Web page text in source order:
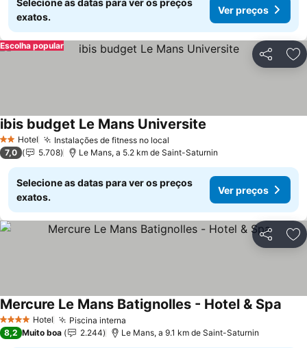
Selecione as datas para ver os preços
exatos.
Ver preços
Partilhar
Escolha popular
2 Estrelas
Hotel Instalações de fitness no local
ibis budget Le Mans Universite
7,0 5.708 Le Mans, a 5.2 km de Saint-Saturnin
Selecione as datas para ver os preços
exatos.
Ver preços
Partilhar
4 EstrelasHotel Piscina interna
Mercure Le Mans Batignolles - Hotel & Spa
8,2 Muito boa 2.244 Le Mans, a 9.1 km de Saint-Saturnin